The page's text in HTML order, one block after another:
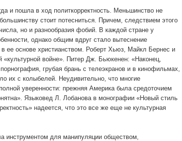
и пошла в ход политкорректность. Меньшинство не
стоит потесниться. Причем, следствием этого
но и разнообразия фобий. В каждой стране у
однако общим вдруг стало вытеснение
ее основе христианством. Роберт Хьюз, Майкл Бернес и
войне». Питер Дж. Бьюкенен: «Наконец,
грубая брань с телеэкранов и в кинофильмах,
их с колыбелей. Неудивительно, что многие
уверенности: прежняя Америка была средоточием
Языковед Л. Лобанова в монографии «Новый стиль
надеется, что это все же еще не культурная
инструментом для манипуляции обществом,